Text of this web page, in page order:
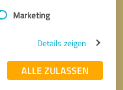
Marketing
Details zeigen
ALLE ZULASSEN